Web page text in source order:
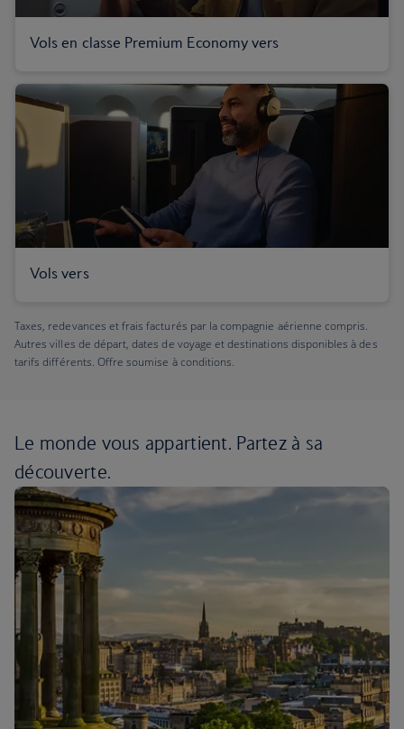
Vols en classe Premium Economy vers
Vols vers
Taxes, redevances et frais facturés par la compagnie aérienne compris.
Autres villes de départ, dates de voyage et destinations disponibles à des
tarifs différents. Offre soumise à conditions.
Le monde vous appartient. Partez à sa
découverte.